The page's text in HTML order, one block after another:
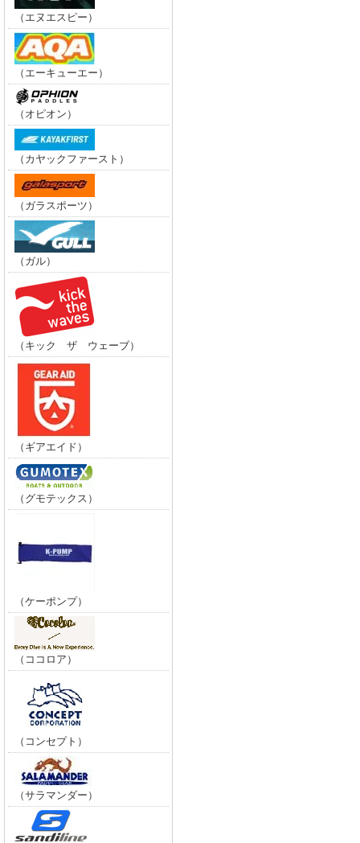
（エヌエスピー）
（エーキューエー）
（オピオン）
（カヤックファースト）
（ガラスポーツ）
（ガル）
（キック ザ ウェーブ）
（ギアエイド）
（グモテックス）
（ケーポンプ）
（ココロア）
（コンセプト）
（サラマンダー）